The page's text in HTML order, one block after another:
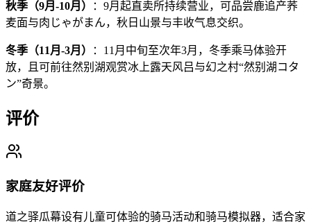
秋季（9月-10月）
：9月起直卖所持续营业，可品尝鹿追产荞
麦面与肉じゃがまん，秋日山景与丰收气息交织。
冬季（11月-3月）
：11月中旬至次年3月，冬季乘马体验开
放，且可前往然别湖观赏冰上露天风吕与幻之村“然别湖コタ
ン”奇景。
评价
家庭友好评价
道之驿瓜幕设有儿童可体验的骑马活动和骑马模拟器，适合家